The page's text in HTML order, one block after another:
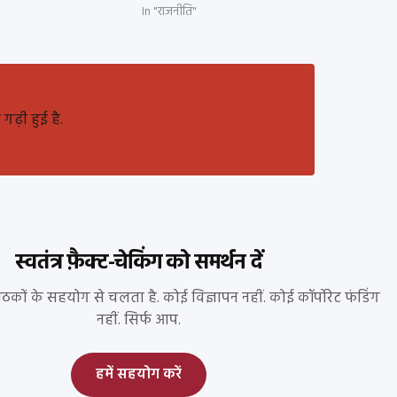
In "राजनीति"
हुई है.
स्वतंत्र फ़ैक्ट-चेकिंग को समर्थन दें
के सहयोग से चलता है. कोई विज्ञापन नहीं. कोई कॉर्पोरेट फंडिंग
नहीं. सिर्फ आप.
हमें सहयोग करें